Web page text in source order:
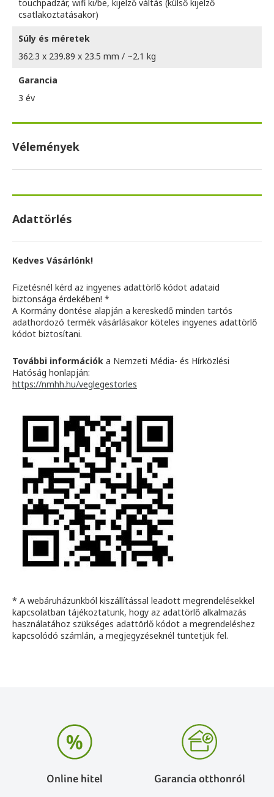
touchpadzár, wifi ki/be, kijelző váltás (külső kijelző
csatlakoztatásakor)
Súly és méretek
362.3 x 239.89 x 23.5 mm / ~2.1 kg
Garancia
3 év
Vélemények
Adattörlés
Kedves Vásárlónk!
Fizetésnél kérd az ingyenes adattörlő kódot adataid
biztonsága érdekében! *
A Kormány döntése alapján a kereskedő minden tartós
adathordozó termék vásárlásakor köteles ingyenes adattörlő
kódot biztosítani.
További információk a Nemzeti Média- és Hírközlési
Hatóság honlapján:
https://nmhh.hu/veglegestorles
* A webáruházunkból kiszállítással leadott megrendelésekkel
kapcsolatban tájékoztatunk, hogy az adattörlő alkalmazás
használatához szükséges adattörlő kódot a megrendeléshez
kapcsolódó számlán, a megjegyzéseknél tüntetjük fel.
Online hitel Garancia otthonról